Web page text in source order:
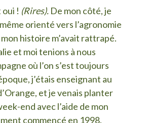
oui ! (Rires). De mon côté, je
me orienté vers l’agronomie
histoire m’avait rattrapé.
et moi tenions à nous
où l’on s’est toujours
j’étais enseignant au
et je venais planter
end avec l’aide de mon
commencé en 1998,